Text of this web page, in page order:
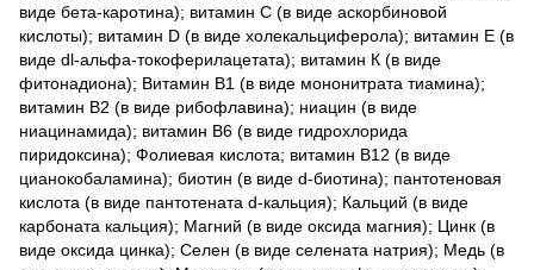
виде бета-каротина); витамин С (в виде аскорбиновой
кислоты); витамин D (в виде холекальциферола); витамин Е (в
виде dl-альфа-токоферилацетата); витамин К (в виде
фитонадиона); Витамин B1 (в виде мононитрата тиамина);
витамин B2 (в виде рибофлавина); ниацин (в виде
ниацинамида); витамин B6 (в виде гидрохлорида
пиридоксина); Фолиевая кислота; витамин B12 (в виде
цианокобаламина); биотин (в виде d-биотина); пантотеновая
кислота (в виде пантотената d-кальция); Кальций (в виде
карбоната кальция); Магний (в виде оксида магния); Цинк (в
виде оксида цинка); Селен (в виде селената натрия); Медь (в